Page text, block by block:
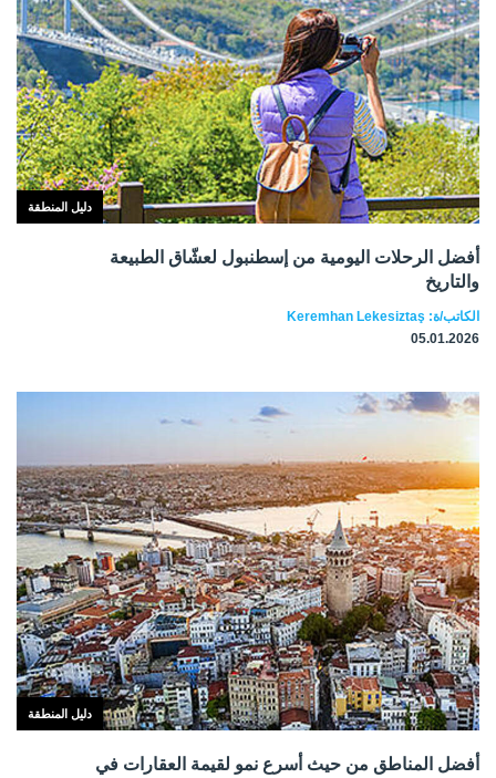
دليل المنطقة
أفضل الرحلات اليومية من إسطنبول لعشّاق الطبيعة
والتاريخ
الكاتب/ة: Keremhan Lekesiztaş
05.01.2026
دليل المنطقة
أفضل المناطق من حيث أسرع نمو لقيمة العقارات في